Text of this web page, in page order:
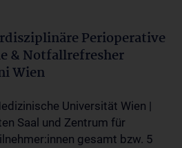
Perioperative
& Notfallrefresher
Wien
Universität Wien |
Saal und Zentrum für
gesamt bzw. 5